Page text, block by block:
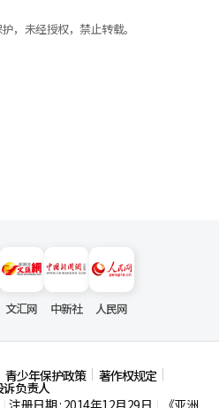
，未经授权，禁止转载。
文汇网 中新社 人民网
青少年保护政策 著作权规定
负责人
注册日期 : 2014年12月29日 《亚洲